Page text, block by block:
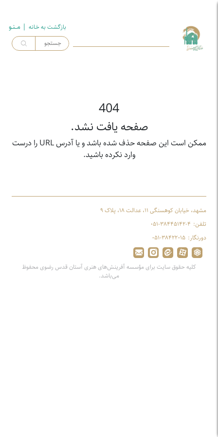
بازگشت به خـانه | مــنـو
404
صفحه یافت نشد.
ممکن است این صفحه حذف شده باشد و یا آدرس URL را درست
وارد نکرده باشید.
مشهد، خیابان کوهسنگی ۱۱، عدالت ۱۸، پلاک ۹
تلفن: ۰۵۱-۳۸۴۴۵۱۴۲-۴
دورنگار: ۰۵۱-۳۸۴۲۲۰۱۵
کلیه حقوق سایت برای مؤسسه آفرینش‌های هنری آستان قدس رضوی محفوظ
می‌باشد.